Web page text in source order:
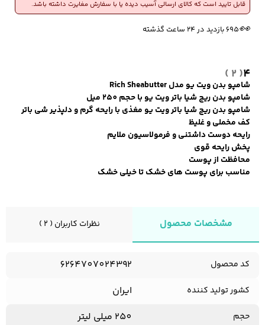
لباس زیر و راحتی
مردانه
لباس زیر مردانه
4
( 2 )
شامپو بدن ویت یو مدل Rich Sheabutter
شامپو بدن ريچ شيا باتر ویت یو با حجم 250 میل
شامپو بدن ريچ شيا باتر ویت یو مغذی با رایحه گرم و دلپذیر شی باتر
کف مخملی و غلیظ
رایحه دوست داشتنی و فرمولاسیون ملایم
پخش رایحه قوی
محافظت از پوست
مناسب برای پوست های خشک تا خیلی خشک
قابل تایید است که کالای ارسالی آسیب دیده یا با سفارش مغایرت داشته باشد.💰
7,950 بازگشت وجه به کیف پول 🔥6 فروش در هفته گذشته
👀695 بازدید در ۲۴ ساعت گذشته
مشخصات محصول نظرات کاربران ( 2 )
کد محصول 6264707024392
کشور تولید کننده ایران
حجم 250 میلی لیتر